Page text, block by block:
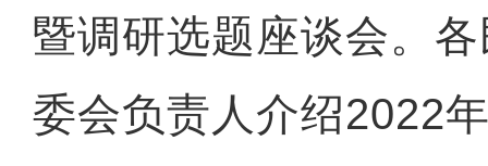
暨调研选题座谈会。
委会负责人介绍2022